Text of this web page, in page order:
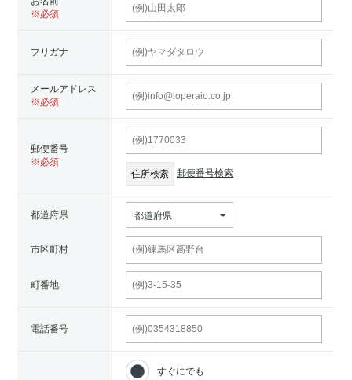
フリガナ
メールアドレス
郵便番号
郵便番号検索
都道府県 都道府県
市区町村
町番地
電話番号
すぐにでも